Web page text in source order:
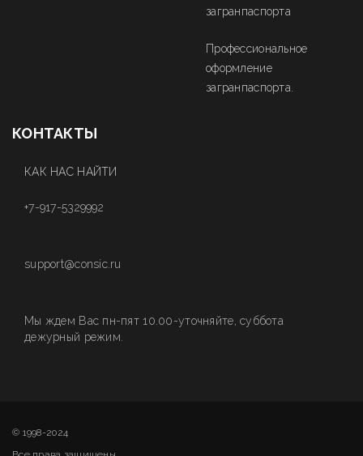
загранпаспорта
Профессиональное
оформление
загранпаспорта.
КОНТАКТЫ
КАК НАС НАЙТИ
+7-917-5329992
support@consic.ru
Мы ждем Вас пн-пят 10.00-уточняйте, суббота
дежурный режим.
© 1998-2024